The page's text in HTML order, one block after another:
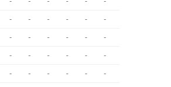
- - - - - -
- - - - - -
- - - - - -
- - - - - -